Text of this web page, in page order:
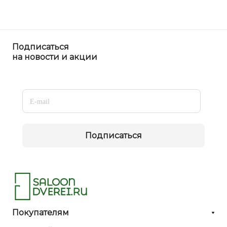
Подписаться
на новости и акции
Подписаться
Покупателям